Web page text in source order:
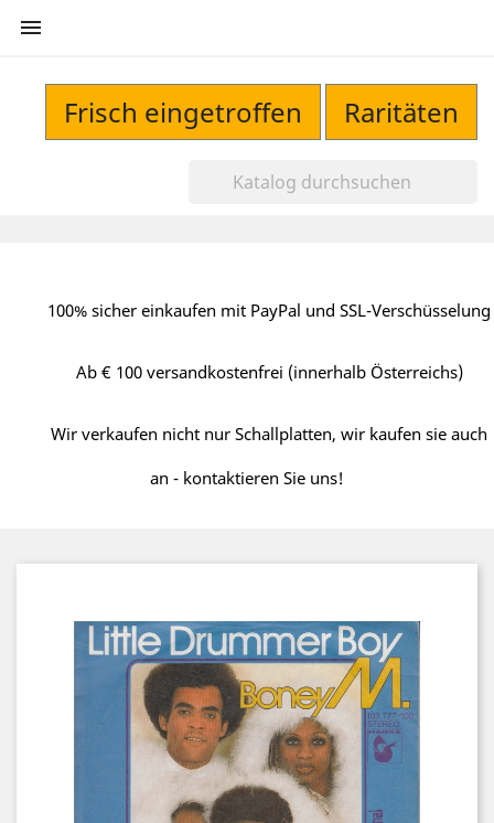

Frisch eingetroffen Raritäten
100% sicher einkaufen mit PayPal und SSL-Verschüsselung
Ab € 100 versandkostenfrei (innerhalb Österreichs)
Wir verkaufen nicht nur Schallplatten, wir kaufen sie auch
an - kontaktieren Sie uns!